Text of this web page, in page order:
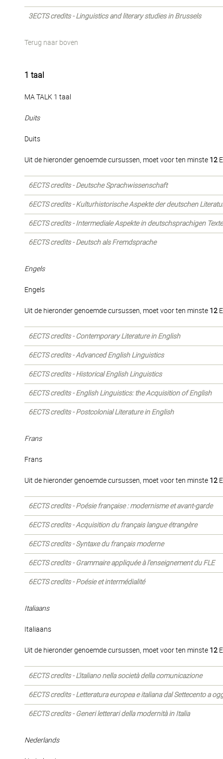
3ECTS credits - Linguistics and literary studies in Brussels
Terug naar boven
1 taal
MA TALK 1 taal
Duits
Duits
Uit de hieronder genoemde cursussen, moet voor ten minste 12
6ECTS credits - Deutsche Sprachwissenschaft
6ECTS credits - Kulturhistorische Aspekte der deutschen
6ECTS credits - Intermediale Aspekte in deutschsprachigen
6ECTS credits - Deutsch als Fremdsprache
Engels
Engels
Uit de hieronder genoemde cursussen, moet voor ten minste 12
6ECTS credits - Contemporary Literature in English
6ECTS credits - Advanced English Linguistics
6ECTS credits - Historical English Linguistics
6ECTS credits - English Linguistics: the Acquisition of English
6ECTS credits - Postcolonial Literature in English
Frans
Frans
Uit de hieronder genoemde cursussen, moet voor ten minste 12
6ECTS credits - Poésie française : modernisme et avant-garde
6ECTS credits - Acquisition du français langue étrangère
6ECTS credits - Syntaxe du français moderne
6ECTS credits - Grammaire appliquée à l'enseignement du FLE
6ECTS credits - Poésie et intermédialité
Italiaans
Italiaans
Uit de hieronder genoemde cursussen, moet voor ten minste 12
6ECTS credits - L'italiano nella società della comunicazione
6ECTS credits - Letteratura europea e italiana dal Settecento a
6ECTS credits - Generi letterari della modernità in Italia
Nederlands